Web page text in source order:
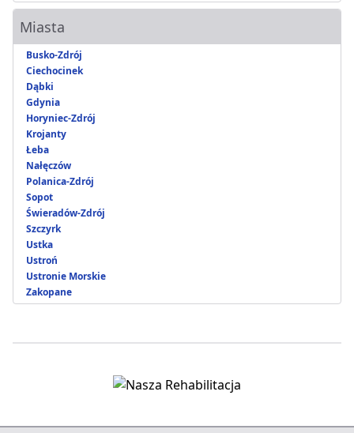
Miasta
Busko-Zdrój
Ciechocinek
Dąbki
Gdynia
Horyniec-Zdrój
Krojanty
Łeba
Nałęczów
Polanica-Zdrój
Sopot
Świeradów-Zdrój
Szczyrk
Ustka
Ustroń
Ustronie Morskie
Zakopane